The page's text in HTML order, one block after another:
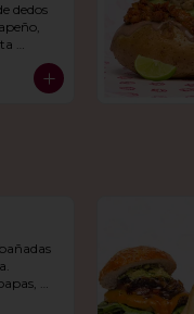
dedos
y tu